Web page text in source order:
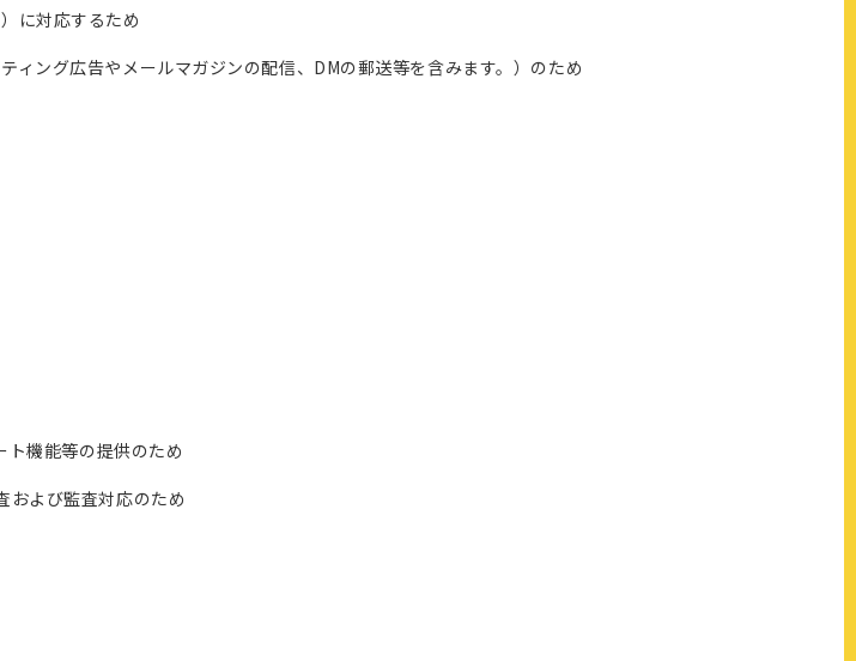
に対応するため
ング広告やメールマガジンの配信、DMの郵送等を含みます。）のため
機能等の提供のため
および監査対応のため